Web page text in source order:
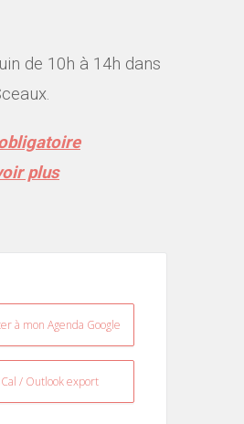
de 10h à 14h dans
plus
à mon Agenda Google
/ Outlook export